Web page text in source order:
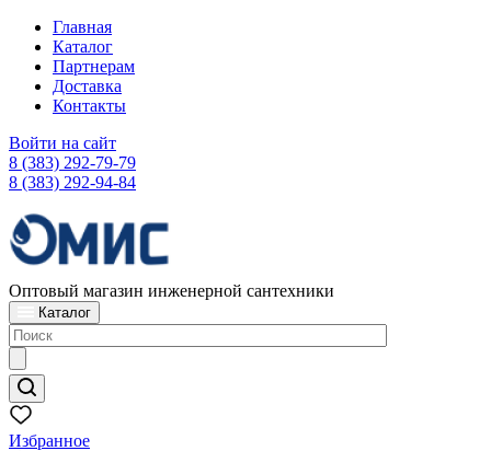
Главная
Каталог
Партнерам
Доставка
Контакты
Войти на сайт
8 (383) 292-79-79
8 (383) 292-94-84
Оптовый магазин инженерной сантехники
Каталог
Избранное